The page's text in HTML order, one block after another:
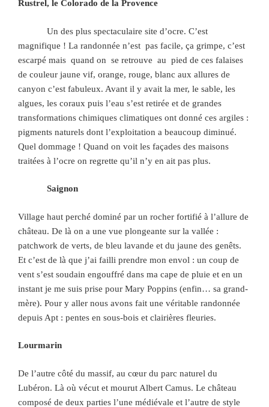
Rustrel, le Colorado de la Provence
Un des plus spectaculaire site d’ocre. C’est
magnifique ! La randonnée n’est pas facile, ça grimpe, c’est
escarpé mais quand on se retrouve au pied de ces falaises
de couleur jaune vif, orange, rouge, blanc aux allures de
canyon c’est fabuleux. Avant il y avait la mer, le sable, les
algues, les coraux puis l’eau s’est retirée et de grandes
transformations chimiques climatiques ont donné ces argiles :
pigments naturels dont l’exploitation a beaucoup diminué.
Quel dommage ! Quand on voit les façades des maisons
traitées à l’ocre on regrette qu’il n’y en ait pas plus.
Saignon
Village haut perché dominé par un rocher fortifié à l’allure de
château. De là on a une vue plongeante sur la vallée :
patchwork de verts, de bleu lavande et du jaune des genêts.
Et c’est de là que j’ai failli prendre mon envol : un coup de
vent s’est soudain engouffré dans ma cape de pluie et en un
instant je me suis prise pour Mary Poppins (enfin… sa grand-
mère). Pour y aller nous avons fait une véritable randonnée
depuis Apt : pentes en sous-bois et clairières fleuries.
Lourmarin
De l’autre côté du massif, au cœur du parc naturel du
Lubéron. Là où vécut et mourut Albert Camus. Le château
composé de deux parties l’une médiévale et l’autre de style